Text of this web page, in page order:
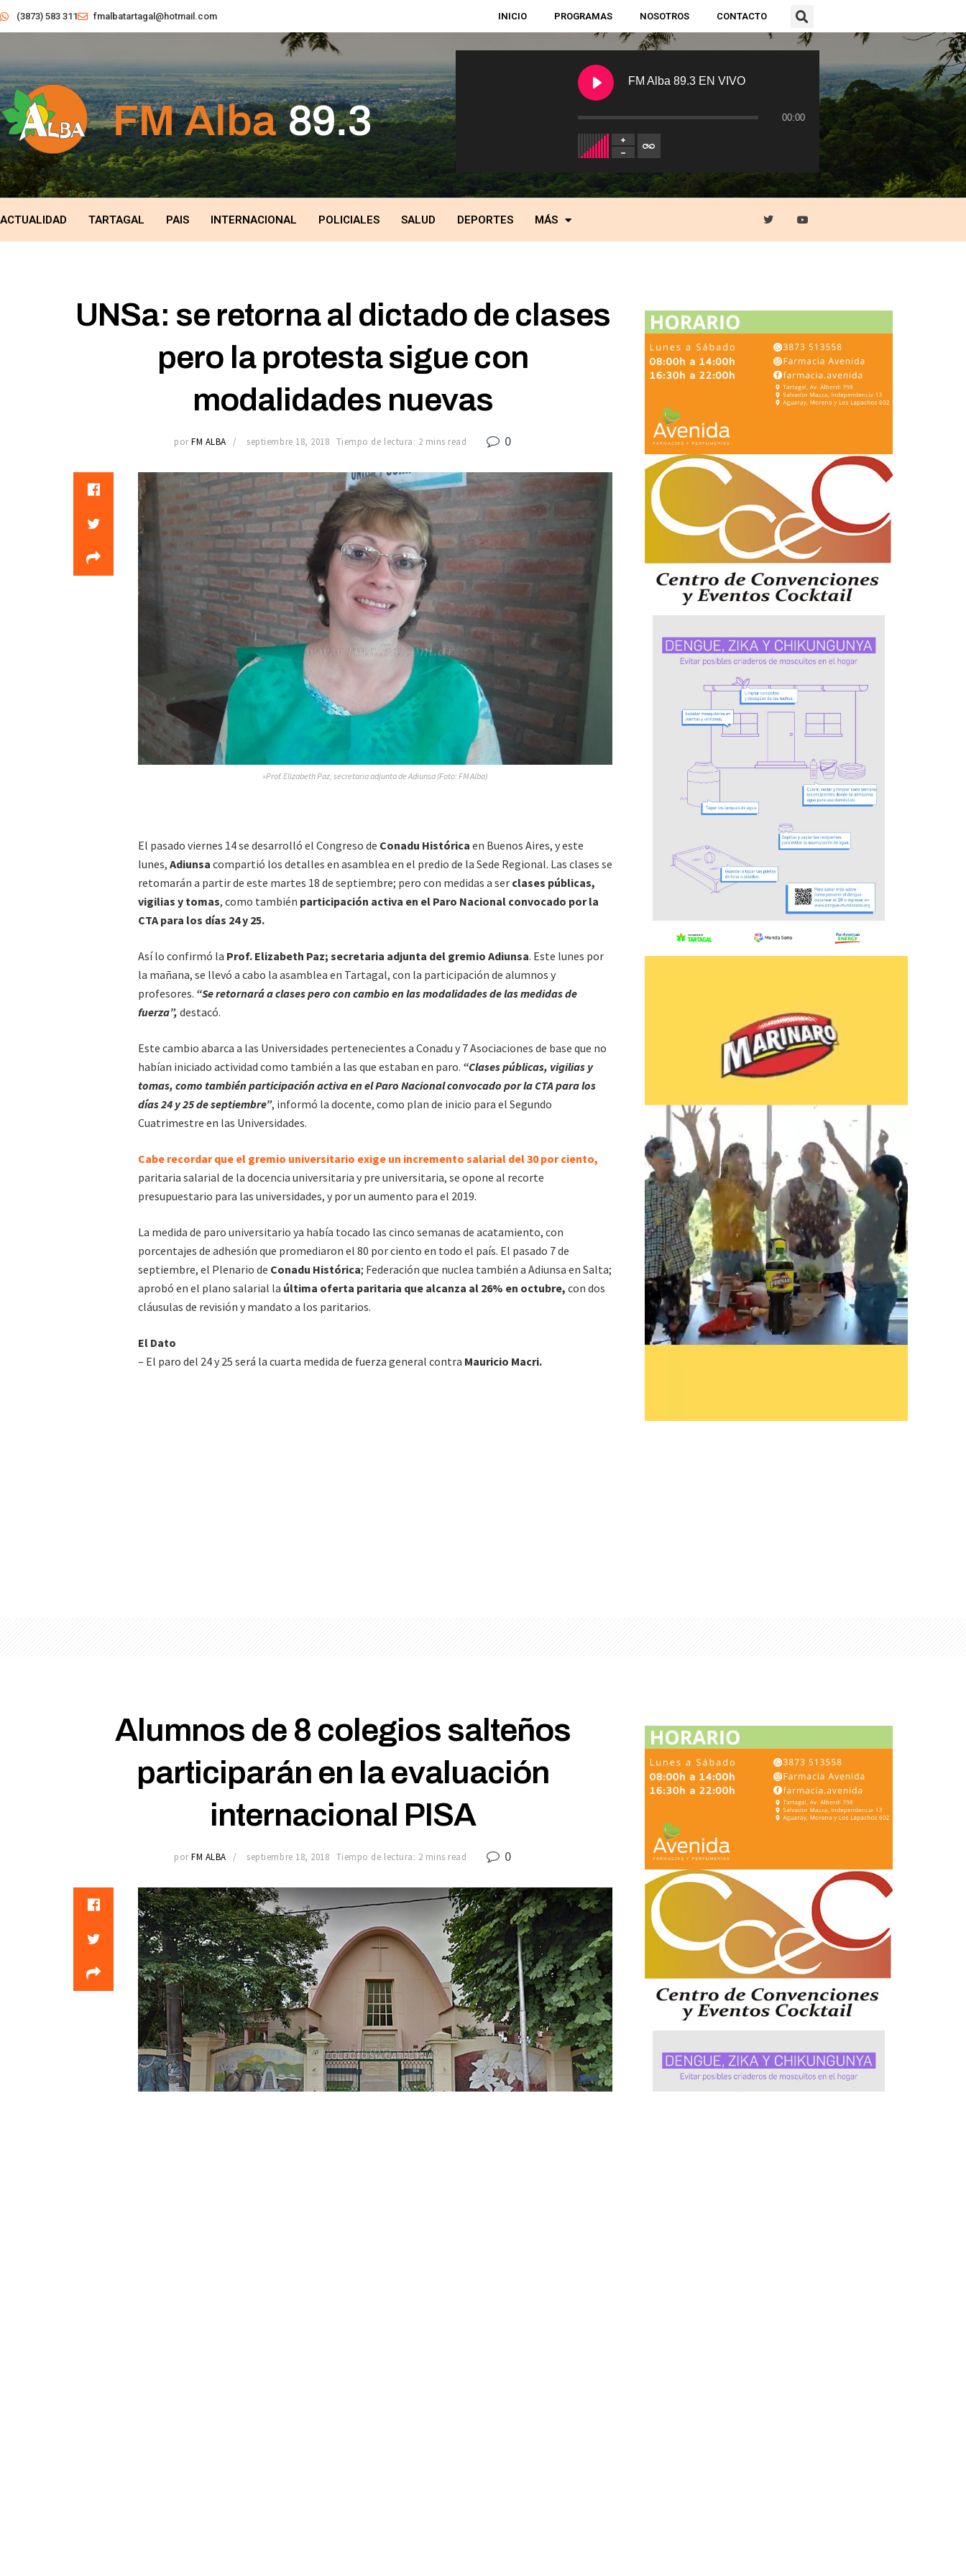
(3873) 583 311 fmalbatartagal@hotmail.com INICIO PROGRAMAS NOSOTROS CONTACTO
FM Alba 89.3 EN VIVO
00:00
ACTUALIDAD TARTAGAL PAIS INTERNACIONAL POLICIALES SALUD DEPORTES MÁS
UNSa: se retorna al dictado de clases
pero la protesta sigue con
modalidades nuevas
por FM ALBA septiembre 18, 2018 Tiempo de lectura: 2 mins read 0
»Prof. Elizabeth Paz, secretaria adjunta de Adiunsa (Foto: FM Alba)
El pasado viernes 14 se desarrolló el Congreso de Conadu Histórica en Buenos Aires, y este
lunes, Adiunsa compartió los detalles en asamblea en el predio de la Sede Regional. Las clases se
retomarán a partir de este martes 18 de septiembre; pero con medidas a ser clases públicas,
vigilias y tomas, como también participación activa en el Paro Nacional convocado por la
CTA para los días 24 y 25.
Así lo confirmó la Prof. Elizabeth Paz; secretaria adjunta del gremio Adiunsa. Este lunes por
la mañana, se llevó a cabo la asamblea en Tartagal, con la participación de alumnos y
profesores. “Se retornará a clases pero con cambio en las modalidades de las medidas de
fuerza”, destacó.
Este cambio abarca a las Universidades pertenecientes a Conadu y 7 Asociaciones de base que no
habían iniciado actividad como también a las que estaban en paro. “Clases públicas, vigilias y
tomas, como también participación activa en el Paro Nacional convocado por la CTA para los
días 24 y 25 de septiembre”, informó la docente, como plan de inicio para el Segundo
Cuatrimestre en las Universidades.
Cabe recordar que el gremio universitario exige un incremento salarial del 30 por ciento,
paritaria salarial de la docencia universitaria y pre universitaria, se opone al recorte
presupuestario para las universidades, y por un aumento para el 2019.
La medida de paro universitario ya había tocado las cinco semanas de acatamiento, con
porcentajes de adhesión que promediaron el 80 por ciento en todo el país. El pasado 7 de
septiembre, el Plenario de Conadu Histórica; Federación que nuclea también a Adiunsa en Salta;
aprobó en el plano salarial la última oferta paritaria que alcanza al 26% en octubre, con dos
cláusulas de revisión y mandato a los paritarios.
El Dato
– El paro del 24 y 25 será la cuarta medida de fuerza general contra Mauricio Macri.
Alumnos de 8 colegios salteños
participarán en la evaluación
internacional PISA
por FM ALBA septiembre 18, 2018 Tiempo de lectura: 2 mins read 0